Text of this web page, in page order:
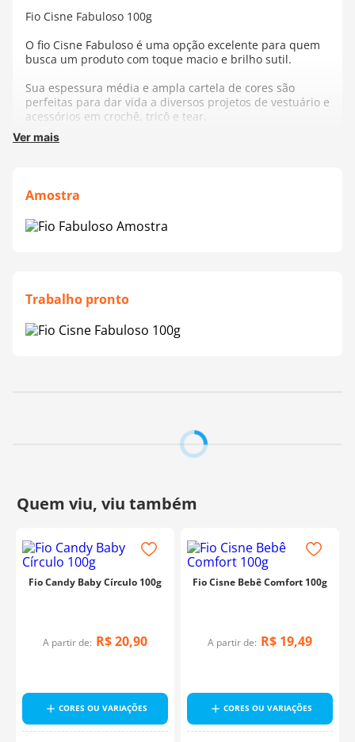
Fio Cisne Fabuloso 100g
O fio Cisne Fabuloso é uma opção excelente para quem
busca um produto com toque macio e brilho sutil.
Sua espessura média e ampla cartela de cores são
perfeitas para dar vida a diversos projetos de vestuário e
acessórios em crochê, tricô e tear.
Além disso, a composição com 98% acrílico e 2%
Com 200 metros em cada novelo e TEX 500, é possível
criar diversas peças com a sua criatividade.
Composição:98% Acrílico, 2% Poliéster
Contém:200 Metros
Ver mais
Amostra
Trabalho pronto
Fio Candy Baby Círculo 100g
A partir de: R$20,90
CORES OU VARIAÇÕES
Fio Cisne Bebê Comfort 100g
A partir de: R$ 19,49
CORES OU VARIAÇÕES